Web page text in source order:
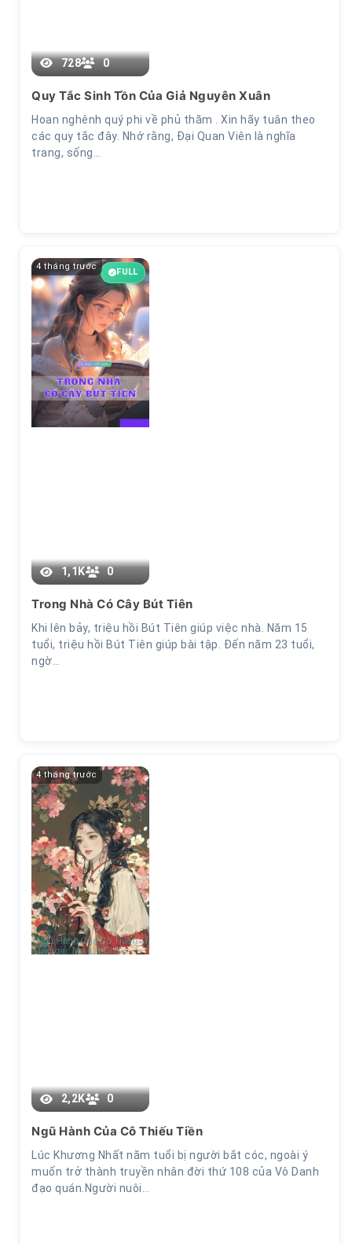
Chương 4
728 0
Quy Tắc Sinh Tồn Của Giả Nguyên Xuân
Hoan nghênh quý phi về phủ thăm . Xin hãy tuân theo
các quy tắc đây. Nhớ rằng, Đại Quan Viên là nghĩa
trang, sống…
4 tháng trước
FULL
1,1K 0
Trong Nhà Có Cây Bút Tiên
Khi lên bảy, triệu hồi Bút Tiên giúp việc nhà. Năm 15
tuổi, triệu hồi Bút Tiên giúp bài tập. Đến năm 23 tuổi,
ngờ…
4 tháng trước
2,2K 0
Ngũ Hành Của Cô Thiếu Tiền
Lúc Khương Nhất năm tuổi bị người bắt cóc, ngoài ý
muốn trở thành truyền nhân đời thứ 108 của Vô Danh
đạo quán.Người nuôi…